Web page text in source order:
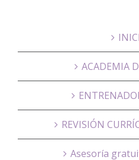
ACADEMIA
REVISIÓN
Asesoría